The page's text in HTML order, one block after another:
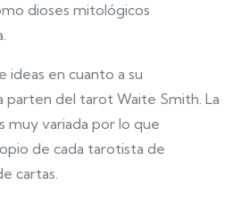
dioses mitológicos
ideas en cuanto a su
del tarot Waite Smith. La
muy variada por lo que
de cada tarotista de
cartas.